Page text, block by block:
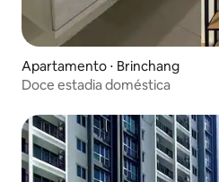
Apartamento ⋅ Brinchang
Doce estadia doméstica